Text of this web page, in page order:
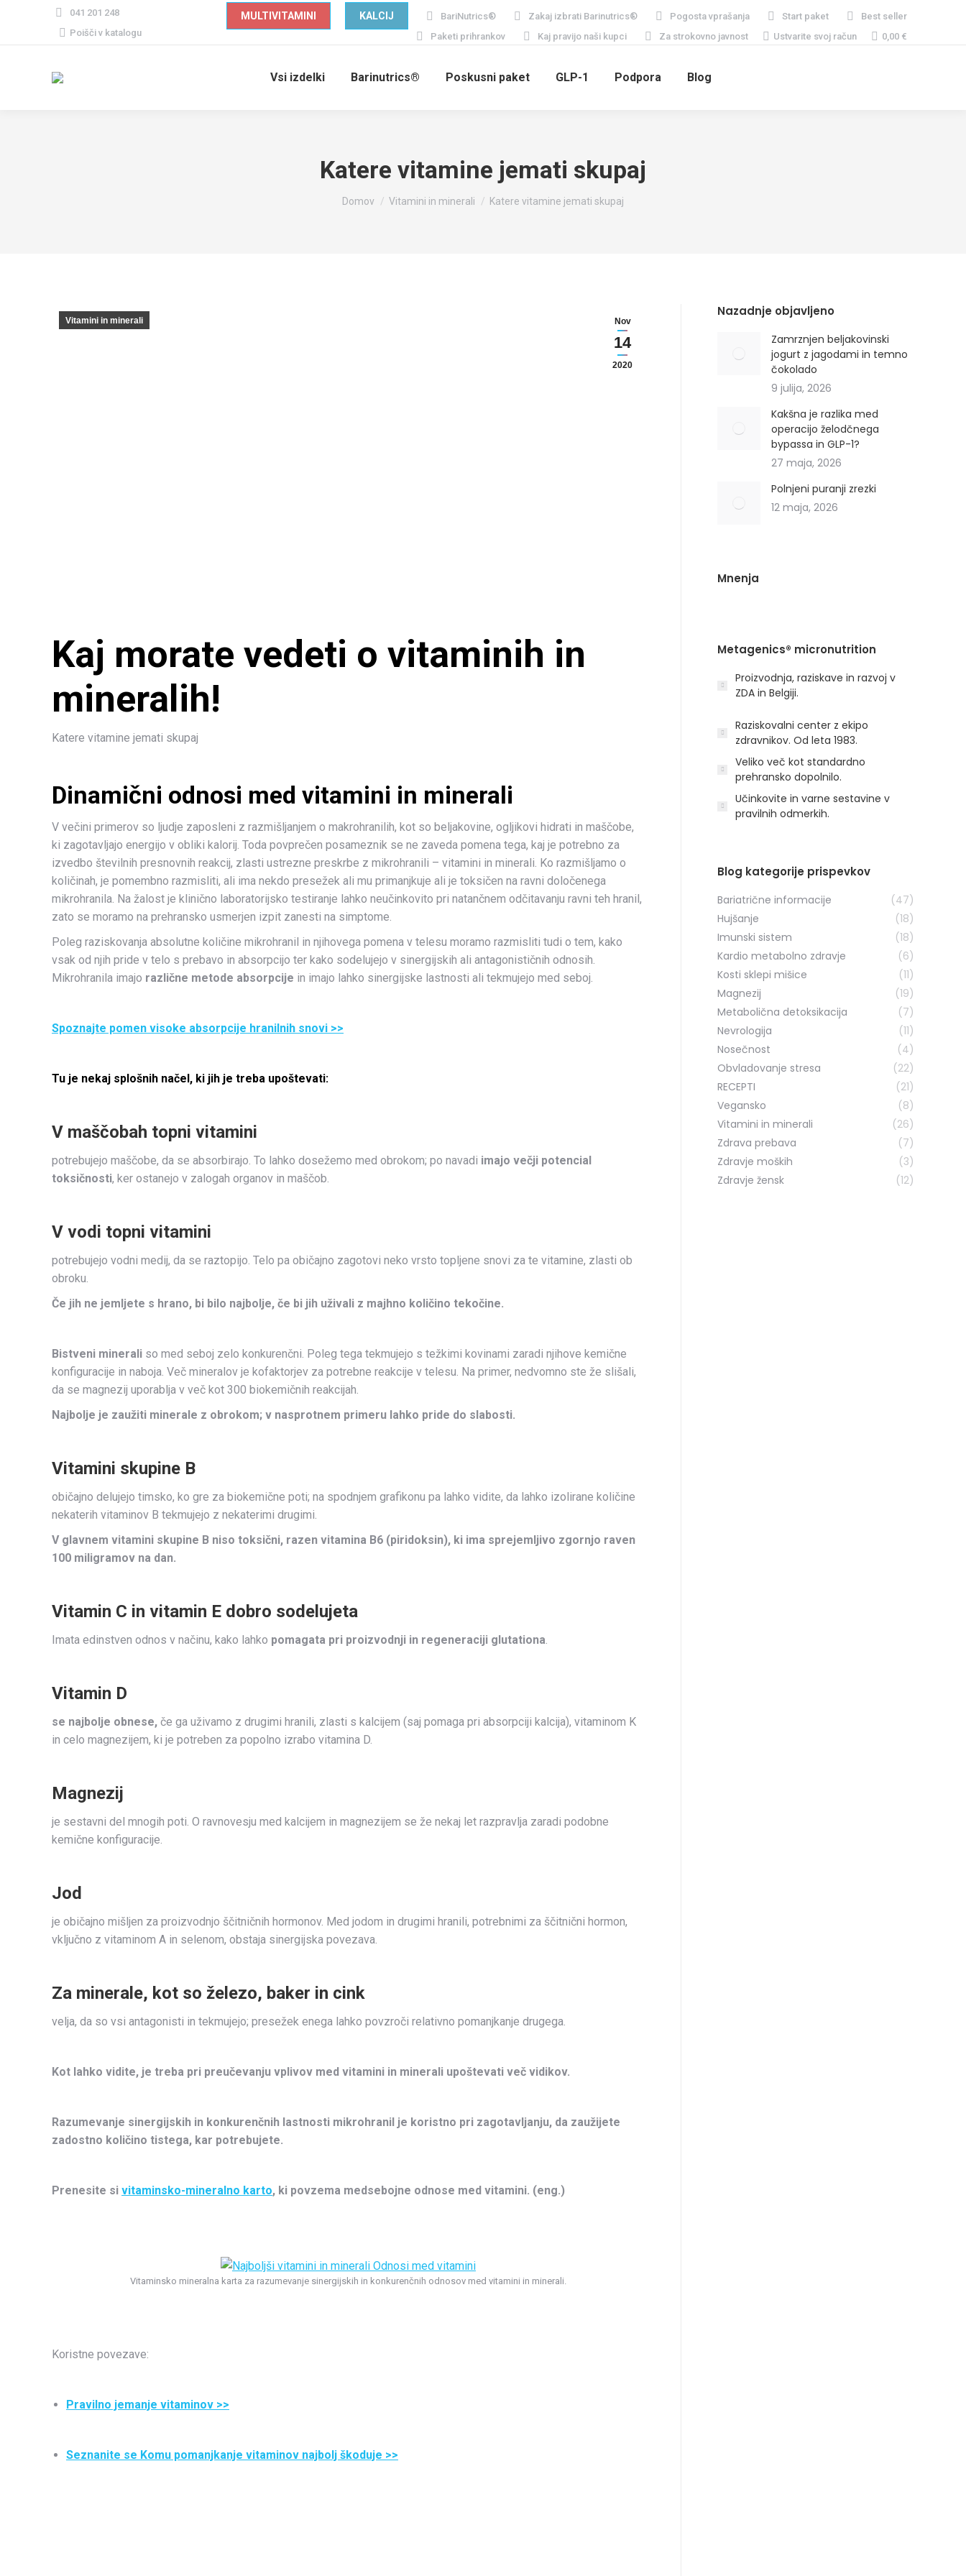
041 201 248
Poiščite
Poišči v katalogu
MULTIVITAMINI KALCIJ BariNutrics® Zakaj izbrati Barinutrics® Pogosta vprašanja Start paket
Best seller
Paketi prihrankov
Kaj pravijo naši kupci Za strokovno javnost Ustvarite svoj račun 0,00 €
Vsi izdelki Barinutrics® Poskusni paket GLP-1 Podpora Blog
Katere vitamine jemati skupaj
You are here:
Domov Vitamini in minerali Katere vitamine jemati skupaj
Nov
14
2020
Vitamini in minerali
Kaj morate vedeti o vitaminih in
mineralih!
Katere vitamine jemati skupaj
Dinamični odnosi med vitamini in minerali
V večini primerov so ljudje zaposleni z razmišljanjem o makrohranilih, kot so beljakovine, ogljikovi hidrati in maščobe,
ki zagotavljajo energijo v obliki kalorij. Toda povprečen posameznik se ne zaveda pomena tega, kaj je potrebno za
izvedbo številnih presnovnih reakcij, zlasti ustrezne preskrbe z mikrohranili – vitamini in minerali. Ko razmišljamo o
količinah, je pomembno razmisliti, ali ima nekdo presežek ali mu primanjkuje ali je toksičen na ravni določenega
mikrohranila. Na žalost je klinično laboratorijsko testiranje lahko neučinkovito pri natančnem odčitavanju ravni teh hranil,
zato se moramo na prehransko usmerjen izpit zanesti na simptome.
Poleg raziskovanja absolutne količine mikrohranil in njihovega pomena v telesu moramo razmisliti tudi o tem, kako
vsak od njih pride v telo s prebavo in absorpcijo ter kako sodelujejo v sinergijskih ali antagonističnih odnosih.
Mikrohranila imajo različne metode absorpcije in imajo lahko sinergijske lastnosti ali tekmujejo med seboj.
Spoznajte pomen visoke absorpcije hranilnih snovi >>
Tu je nekaj splošnih načel, ki jih je treba upoštevati:
V maščobah topni vitamini
potrebujejo maščobe, da se absorbirajo. To lahko dosežemo med obrokom; po navadi imajo večji potencial
toksičnosti, ker ostanejo v zalogah organov in maščob.
V vodi topni vitamini
potrebujejo vodni medij, da se raztopijo. Telo pa običajno zagotovi neko vrsto topljene snovi za te vitamine, zlasti ob
obroku.
Če jih ne jemljete s hrano, bi bilo najbolje, če bi jih uživali z majhno količino tekočine.
Bistveni minerali so med seboj zelo konkurenčni. Poleg tega tekmujejo s težkimi kovinami zaradi njihove kemične
konfiguracije in naboja. Več mineralov je kofaktorjev za potrebne reakcije v telesu. Na primer, nedvomno ste že slišali,
da se magnezij uporablja v več kot 300 biokemičnih reakcijah.
Najbolje je zaužiti minerale z obrokom; v nasprotnem primeru lahko pride do slabosti.
Vitamini skupine B
običajno delujejo timsko, ko gre za biokemične poti; na spodnjem grafikonu pa lahko vidite, da lahko izolirane količine
nekaterih vitaminov B tekmujejo z nekaterimi drugimi.
V glavnem vitamini skupine B niso toksični, razen vitamina B6 (piridoksin), ki ima sprejemljivo zgornjo raven
100 miligramov na dan.
Vitamin C in vitamin E dobro sodelujeta
Imata edinstven odnos v načinu, kako lahko pomagata pri proizvodnji in regeneraciji glutationa.
Vitamin D
se najbolje obnese, če ga uživamo z drugimi hranili, zlasti s kalcijem (saj pomaga pri absorpciji kalcija), vitaminom K
in celo magnezijem, ki je potreben za popolno izrabo vitamina D.
Magnezij
je sestavni del mnogih poti. O ravnovesju med kalcijem in magnezijem se že nekaj let razpravlja zaradi podobne
kemične konfiguracije.
Jod
je običajno mišljen za proizvodnjo ščitničnih hormonov. Med jodom in drugimi hranili, potrebnimi za ščitnični hormon,
vključno z vitaminom A in selenom, obstaja sinergijska povezava.
Za minerale, kot so železo, baker in cink
velja, da so vsi antagonisti in tekmujejo; presežek enega lahko povzroči relativno pomanjkanje drugega.
Kot lahko vidite, je treba pri preučevanju vplivov med vitamini in minerali upoštevati več vidikov.
Razumevanje sinergijskih in konkurenčnih lastnosti mikrohranil je koristno pri zagotavljanju, da zaužijete
zadostno količino tistega, kar potrebujete.
Prenesite si vitaminsko-mineralno karto, ki povzema medsebojne odnose med vitamini. (eng.)
Vitaminsko mineralna karta za razumevanje sinergijskih in konkurenčnih odnosov med vitamini in minerali.
Koristne povezave:
Pravilno jemanje vitaminov >>
Seznanite se Komu pomanjkanje vitaminov najbolj škoduje >>
Nazadnje objavljeno
Zamrznjen beljakovinski
jogurt z jagodami in temno
čokolado
9 julija, 2026
Kakšna je razlika med
operacijo želodčnega
bypassa in GLP-1?
27 maja, 2026
Polnjeni puranji zrezki
12 maja, 2026
Mnenja
Metagenics® micronutrition
Proizvodnja, raziskave in razvoj v
ZDA in Belgiji.
Raziskovalni center z ekipo
zdravnikov. Od leta 1983.
Veliko več kot standardno
prehransko dopolnilo.
Učinkovite in varne sestavine v
pravilnih odmerkih.
Blog kategorije prispevkov
Bariatrične informacije
(47)
Hujšanje
(18)
Imunski sistem
(18)
Kardio metabolno zdravje
(6)
Kosti sklepi mišice
(11)
Magnezij
(19)
Metabolična detoksikacija
(7)
Nevrologija
(11)
Nosečnost
(4)
Obvladovanje stresa
(22)
RECEPTI
(21)
Vegansko
(8)
Vitamini in minerali
(26)
Zdrava prebava
(7)
Zdravje moških
(3)
Zdravje žensk
(12)